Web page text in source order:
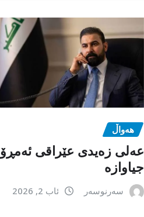
هەواڵ
عەلی زەیدی عێراقی ئەمڕۆ
جیاوازە
سەرنوسەر ئاب 2, 2026